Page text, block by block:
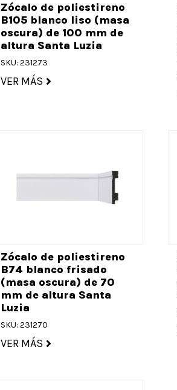
Zócalo de poliestireno
B105 blanco liso (masa
oscura) de 100 mm de
altura Santa Luzia
SKU: 231273
VER MÁS
Zócalo de poliestireno
B74 blanco frisado
(masa oscura) de 70
mm de altura Santa
Luzia
SKU: 231270
VER MÁS